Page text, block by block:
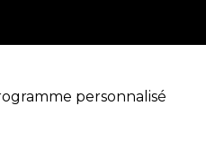
personnalisé